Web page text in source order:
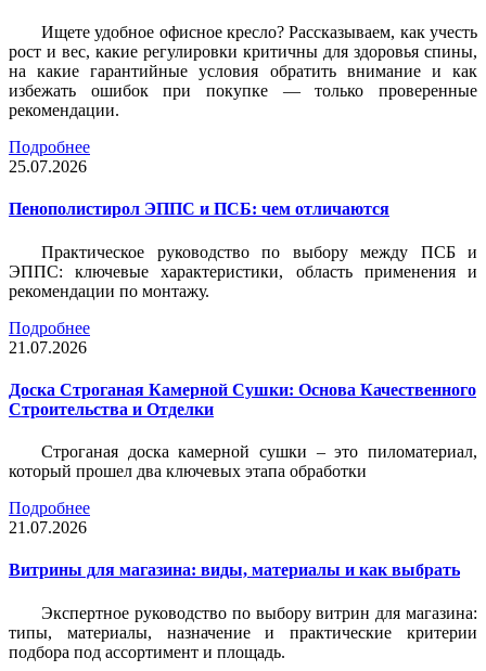
Ищете удобное офисное кресло? Рассказываем, как учесть
рост и вес, какие регулировки критичны для здоровья спины,
на какие гарантийные условия обратить внимание и как
избежать ошибок при покупке — только проверенные
рекомендации.
Подробнее
25.07.2026
Пенополистирол ЭППС и ПСБ: чем отличаются
Практическое руководство по выбору между ПСБ и
ЭППС: ключевые характеристики, область применения и
рекомендации по монтажу.
Подробнее
21.07.2026
Доска Строганая Камерной Сушки: Основа Качественного
Строительства и Отделки
Строганая доска камерной сушки – это пиломатериал,
который прошел два ключевых этапа обработки
Подробнее
21.07.2026
Витрины для магазина: виды, материалы и как выбрать
Экспертное руководство по выбору витрин для магазина:
типы, материалы, назначение и практические критерии
подбора под ассортимент и площадь.